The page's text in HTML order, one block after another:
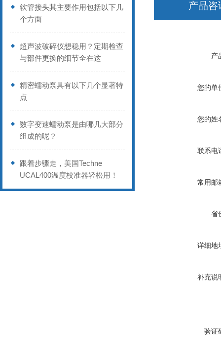
软管接头其主要作用包括以下几
个方面
超声波破碎仪想稳用？定期检查
与部件更换的细节全在这
精密蠕动泵具有以下几个显著特
点
数字变速蠕动泵是由哪几大部分
组成的呢？
跟着步骤走，美国Techne
UCAL400温度校准器轻松用！
产品咨
产
您的单
您的姓
联系电
常用邮
省
详细地
补充说
验证